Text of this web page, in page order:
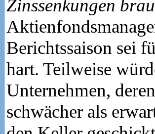
Zinssenkungen
Berichtssaison sei
hart. Teilweise
Unternehmen,
schwächer als